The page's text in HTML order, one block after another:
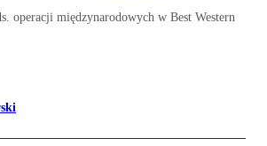
operacji międzynarodowych w Best Western